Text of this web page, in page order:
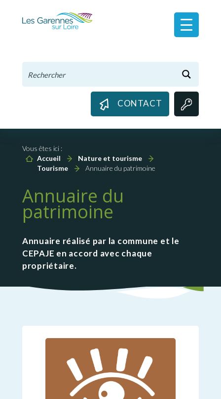
CONTACT
Vous êtes ici :
Accueil
Nature et tourisme
Tourisme
Annuaire du patrimoine
Annuaire du
patrimoine
Annuaire réalisé par la commune et le
CEPAJE en accord avec chaque
propriétaire.